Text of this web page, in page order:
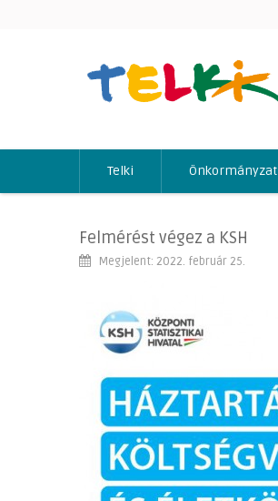
Telki Önkormányzat
Felmérést végez a KSH
Megjelent: 2022. február 25.